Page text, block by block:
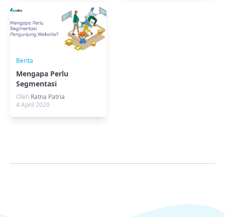
Berita
Mengapa Perlu
Segmentasi
Pengunjung Website?
Oleh Ratna Patria
4 April 2020